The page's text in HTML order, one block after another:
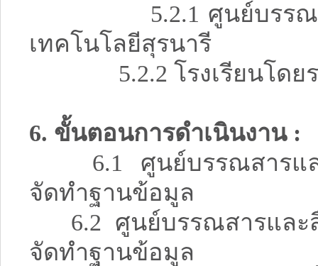
5.2.1 ศูนย์บรรณสาร
เทคโนโลยีสุรนารี
5.2.2 โรงเรียนโดยรอ
6. ขั้นตอนการดำเนินงาน :
6.1 ศูนย์บรรณสารและ
จัดทำฐานข้อมูล
6.2 ศูนย์บรรณสารและสื่
จัดทำฐานข้อมูล